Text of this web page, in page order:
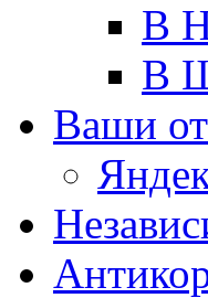
В
В
Ваши